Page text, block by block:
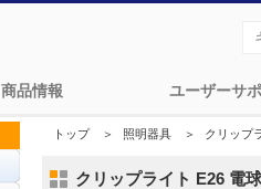
商品情報 ユーザーサ
トップ＞ 照明器具 ＞ クリップ
クリップライト E26 電